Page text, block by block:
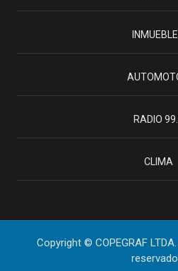
RADIO
CLIMA
Copyright © COPEGRAF